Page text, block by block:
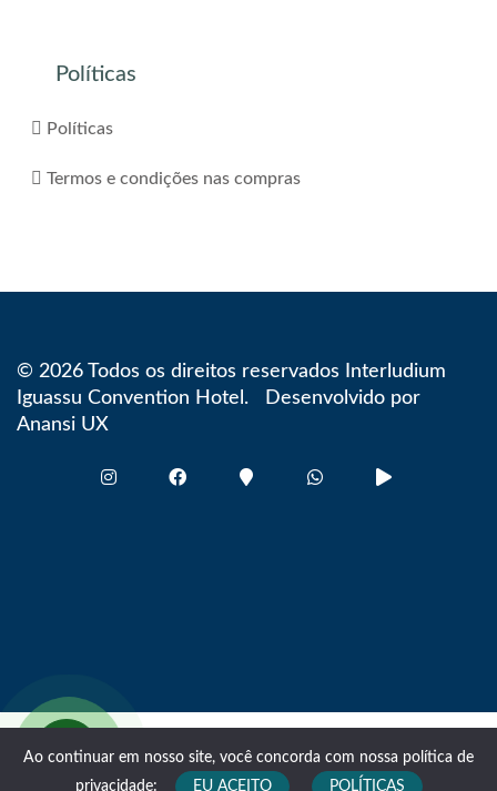
Políticas
Políticas
Termos e condições nas compras
© 2026 Todos os direitos reservados Interludium
Iguassu Convention Hotel. Desenvolvido por
Anansi UX
Ao continuar em nosso site, você concorda com nossa política de
privacidade:
EU ACEITO POLÍTICAS